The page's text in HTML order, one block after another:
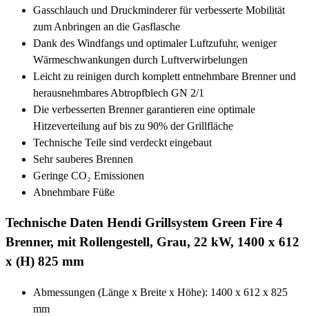
Gasschlauch und Druckminderer für verbesserte Mobilität
zum Anbringen an die Gasflasche
Dank des Windfangs und optimaler Luftzufuhr, weniger
Wärmeschwankungen durch Luftverwirbelungen
Leicht zu reinigen durch komplett entnehmbare Brenner und
herausnehmbares Abtropfblech GN 2/1
Die verbesserten Brenner garantieren eine optimale
Hitzeverteilung auf bis zu 90% der Grillfläche
Technische Teile sind verdeckt eingebaut
Sehr sauberes Brennen
Geringe CO₂ Emissionen
Abnehmbare Füße
Technische Daten Hendi Grillsystem Green Fire 4
Brenner, mit Rollengestell, Grau, 22 kW, 1400 x 612
x (H) 825 mm
Abmessungen (Länge x Breite x Höhe): 1400 x 612 x 825
mm